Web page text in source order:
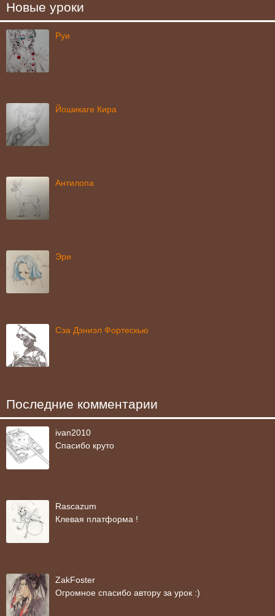
Новые уроки
Руи
Йошикаге Кира
Антилопа
Эри
Сэа Дэниэл Фортескью
Последние комментарии
ivan2010
Спасибо круто
Rascazum
Клевая платформа !
ZakFoster
Огромное спасибо автору за урок :)